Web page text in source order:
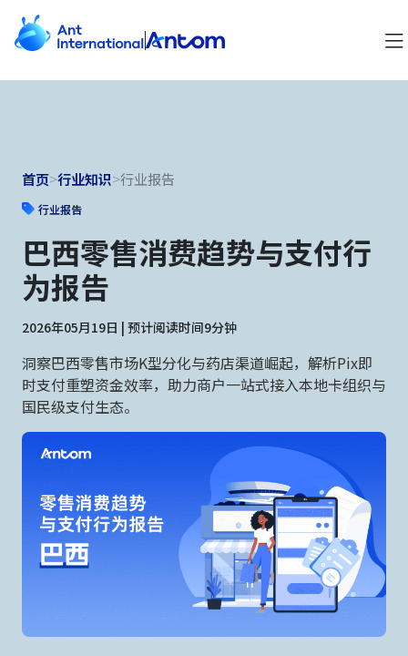
首页>行业知识>行业报告
行业报告
巴西零售消费趋势与支付行
为报告
2026年05月19日 | 预计阅读时间9分钟
洞察巴西零售市场K型分化与药店渠道崛起，解析Pix即
时支付重塑资金效率，助力商户一站式接入本地卡组织与
国民级支付生态。